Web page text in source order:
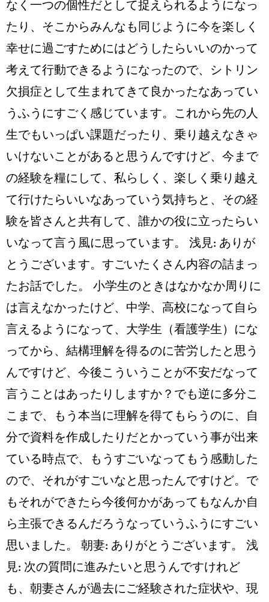
なく一つの個性だとして捉えられるようになっ
たり、そこからみんなも同じように今を楽しく
幸せに過ごすためにはどうしたらいいのかって
考えて行動できるようになったので、シトリン
欠損症として生まれてきて良かったなあってい
うふうにすごく感じています。これから先の人
生でもいっぱい課題だったり、乗り越えなきゃ
いけないことがあると思うんですけど、今まで
の経験を糧にして、私らしく、楽しく乗り越え
て行けたらいいなあっていう気持ちと、その経
験を皆さんと共有して、誰かの役に立ったらい
いなって言う風に思っています。 浅見: ありが
とうございます。すごいたくさん内容の詰まっ
たお話でした。 小学生のときはなかなか周りに
は言えなかったけど、中学、高校になって自ら
言えるようになって、大学生（看護学生）にな
ってから、結構理解を得るのに苦労したと思う
んですけど、今後こういうことが不安だなって
言うことはあったりしますか？でも逆に多分こ
こまで、もう本当に理解を得てもらうのに、自
分で資料を作成したりだとかっていう事が出来
ている時点で、もうすごいなってもう感動した
ので、それがすごいなと思ったんですけど。で
もそれができたら今後何かがあってもなんか自
ら主張できるんだろうなっていうふうにすごい
思いました。 朝妻: ありがとうございます。 浅
見: 次の質問に進みたいと思うんですけれど
も、朝妻さんが過去にご経験された症状や、現